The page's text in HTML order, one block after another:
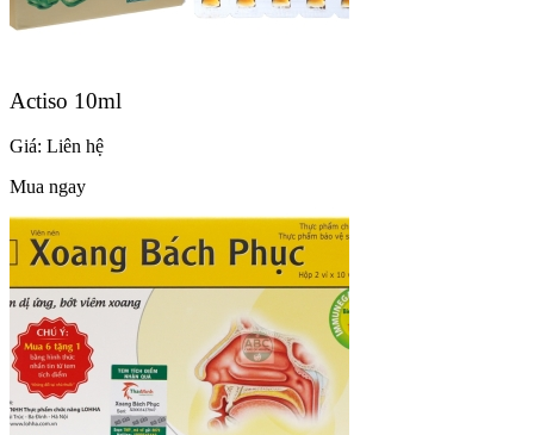
Actiso 10ml
Giá: Liên hệ
Mua ngay